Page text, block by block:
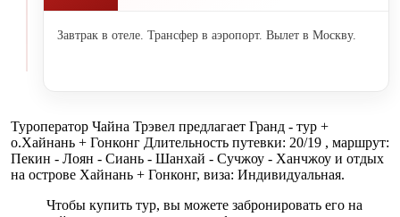
Завтрак в отеле. Трансфер в аэропорт. Вылет в Москву.
Туроператор Чайна Трэвел предлагает Гранд - тур +
о.Хайнань + Гонконг Длительность путевки: 20/19 , маршрут:
Пекин - Лоян - Сиань - Шанхай - Сучжоу - Ханчжоу и отдых
на острове Хайнань + Гонконг, виза: Индивидуальная.
Чтобы купить тур, вы можете забронировать его на